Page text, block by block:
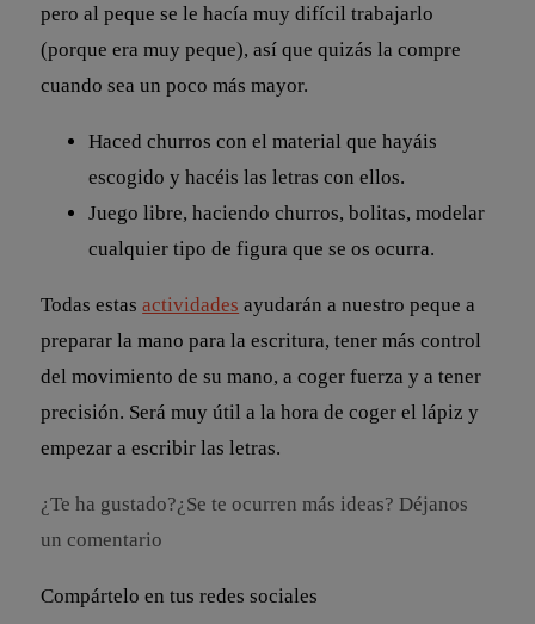
pero al peque se le hacía muy difícil trabajarlo
(porque era muy peque), así que quizás la compre
cuando sea un poco más mayor.
Haced churros con el material que hayáis
escogido y hacéis las letras con ellos.
Juego libre, haciendo churros, bolitas, modelar
cualquier tipo de figura que se os ocurra.
Todas estasactividades ayudarán a nuestro peque a
preparar la mano para la escritura, tener más control
del movimiento de su mano, a coger fuerza y a tener
precisión. Será muy útil a la hora de coger el lápiz y
empezar a escribir las letras.
¿Te ha gustado?¿Se te ocurren más ideas? Déjanos
un comentario
Compártelo en tus redes sociales